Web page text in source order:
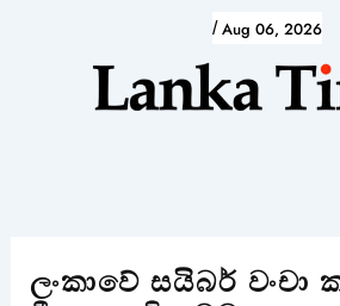
/ Aug 06, 2026
ලංකාවේ සයිබර් වංචා